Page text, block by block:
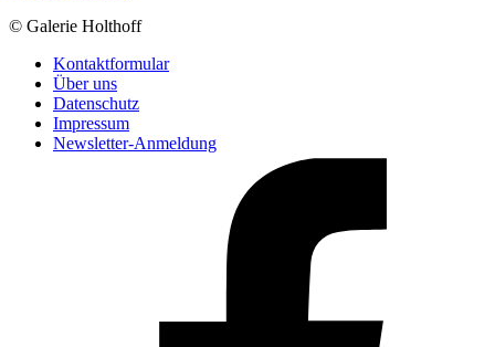
© Galerie Holthoff
Kontaktformular
Über uns
Datenschutz
Impressum
Newsletter-Anmeldung